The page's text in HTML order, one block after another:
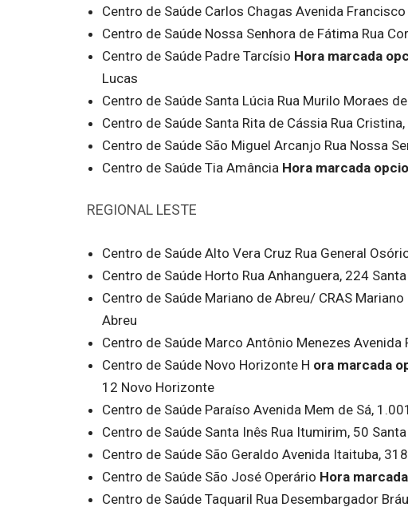
Centro de Saúde Carlos Chagas Avenida
Centro de Saúde Nossa Senhora de Fátima Rua
Centro de Saúde Padre Tarcísio Hora marcada
Lucas
Centro de Saúde Santa Lúcia Rua Murilo Moraes
Centro de Saúde Santa Rita de Cássia Rua
Centro de Saúde São Miguel Arcanjo Rua Nossa
Centro de Saúde Tia Amância Hora marcada
REGIONAL LESTE
Centro de Saúde Alto Vera Cruz Rua General
Centro de Saúde Horto Rua Anhanguera, 224
Centro de Saúde Mariano de Abreu/ CRAS
Abreu
Centro de Saúde Marco Antônio Menezes
Centro de Saúde Novo Horizonte H ora marcada
12 Novo Horizonte
Centro de Saúde Paraíso Avenida Mem de Sá,
Centro de Saúde Santa Inês Rua Itumirim, 50
Centro de Saúde São Geraldo Avenida Itaituba,
Centro de Saúde São José Operário Hora
Centro de Saúde Taquaril Rua Desembargador